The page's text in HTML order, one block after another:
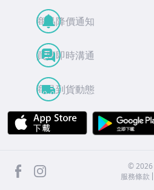
商品降價通知
買賣即時溝通
商品到貨動態
APP Store
facebook ©2026
服務條款